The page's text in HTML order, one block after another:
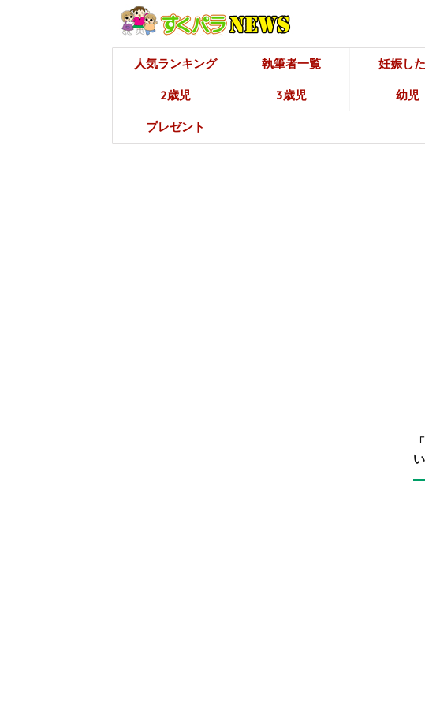
人気ランキング 執筆者一覧 妊娠し
2歳児 3歳児 幼児
プレゼント